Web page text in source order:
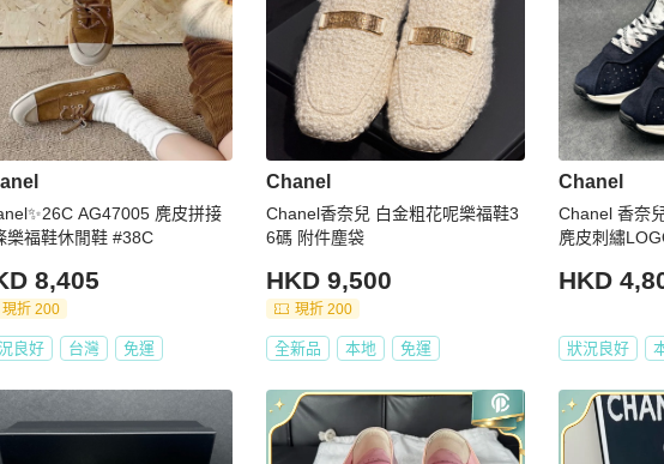
AG47005 麂皮拼接
樂福鞋休閒鞋 #38C
8,405
現折 200
良好 台灣 免運
Chanel
Chanel香奈兒 白金粗花呢樂福鞋3
6碼 附件塵袋
HKD 9,500
現折 200
全新品 本地 免運
Chanel
Chanel 香奈
麂皮刺繡LOGO運
HKD
狀況良好